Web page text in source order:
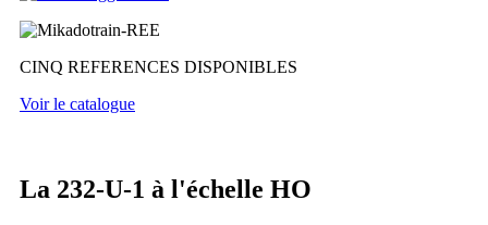
CINQ REFERENCES DISPONIBLES
Voir le catalogue
La 232-U-1 à l'échelle HO